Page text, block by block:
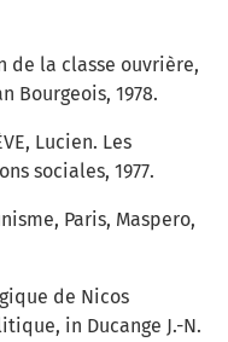
de la classe ouvrière,
Bourgeois, 1978.
Lucien. Les
sociales, 1977.
Paris, Maspero,
de Nicos
in Ducange J.-N.